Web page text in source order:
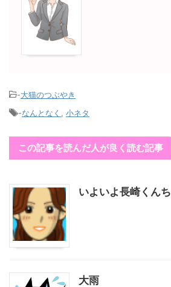
-大猫のつぶやき
-なんとなく 小ネタ
この記事を読んだ人が良く読む記事
いよいよ長崎くんち
大雨